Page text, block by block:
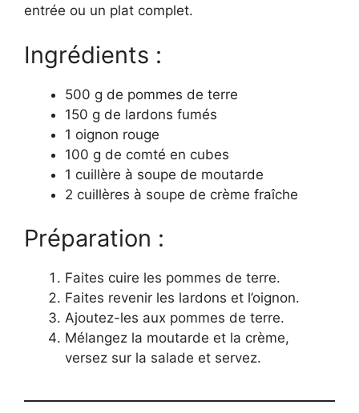
entrée ou un plat complet.
Ingrédients :
500 g de pommes de terre
150 g de lardons fumés
1 oignon rouge
100 g de comté en cubes
1 cuillère à soupe de moutarde
2 cuillères à soupe de crème fraîche
Préparation :
Faites cuire les pommes de terre.
Faites revenir les lardons et l’oignon.
Ajoutez-les aux pommes de terre.
Mélangez la moutarde et la crème,
versez sur la salade et servez.